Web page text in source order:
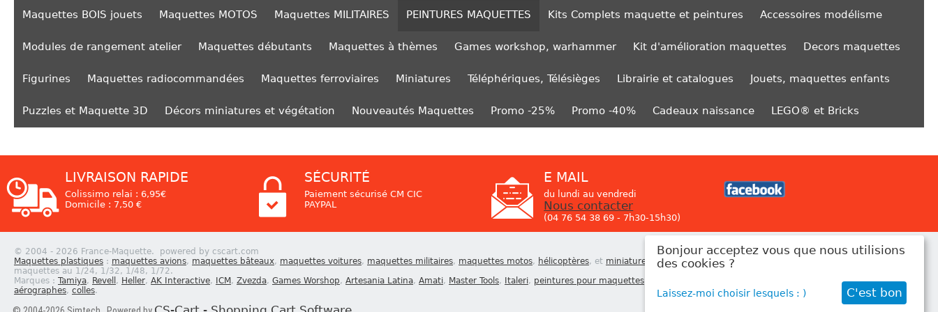
Maquettes BOIS jouets Maquettes MOTOS Maquettes MILITAIRES PEINTURES MAQUETTES Kits Complets maquette et peintures Accessoires modélisme
Modules de rangement atelier Maquettes débutants Maquettes à thèmes Games workshop, warhammer Kit d'amélioration maquettes Decors maquettes
Figurines Maquettes radiocommandées Maquettes ferroviaires Miniatures Téléphériques, Télésièges Librairie et catalogues Jouets, maquettes enfants
Puzzles et Maquette 3D Décors miniatures et végétation Nouveautés Maquettes Promo -25% Promo -40% Cadeaux naissance LEGO® et Bricks
LIVRAISON RAPIDE
Colissimo relai : 6,95€
Domicile : 7,50 €
SÉCURITÉ
Paiement sécurisé CM CIC
PAYPAL
E MAIL
du lundi au vendredi
Nous contacter
(04 76 54 38 69 - 7h30-15h30)
© 2004 - 2026 France-Maquette. powered by cscart.com
Maquettes plastiques : maquettes avions, maquettes bâteaux, maquettes voitures, maquettes militaires, maquettes motos, hélicoptères, et miniatures
maquettes au 1/24, 1/32, 1/48, 1/72.
Marques : Tamiya, Revell , Heller, AK Interactive, ICM , Zvezda, Games Worshop, Artesania Latina, Amati, Master Tools, Italeri, peintures pour maquettes
aérographes, colles.
Newsletter
Bonjour acceptez vous que nous utilisions
des cookies ?
Laissez-moi choisir lesquels : ) C'est bon